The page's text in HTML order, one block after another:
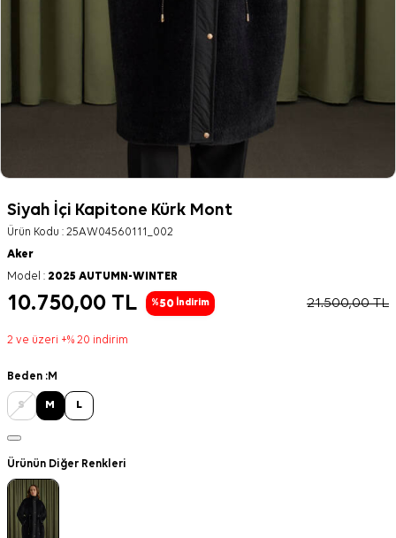
Siyah İçi Kapitone Kürk Mont
Ürün Kodu : 25AW04560111_002
Aker
Model : 2025 AUTUMN-WINTER
10.750,00 TL %50 İndirim 21.500,00TL
2 ve üzeri +% 20 indirim
Beden :M
S M L
Ürünün Diğer Renkleri